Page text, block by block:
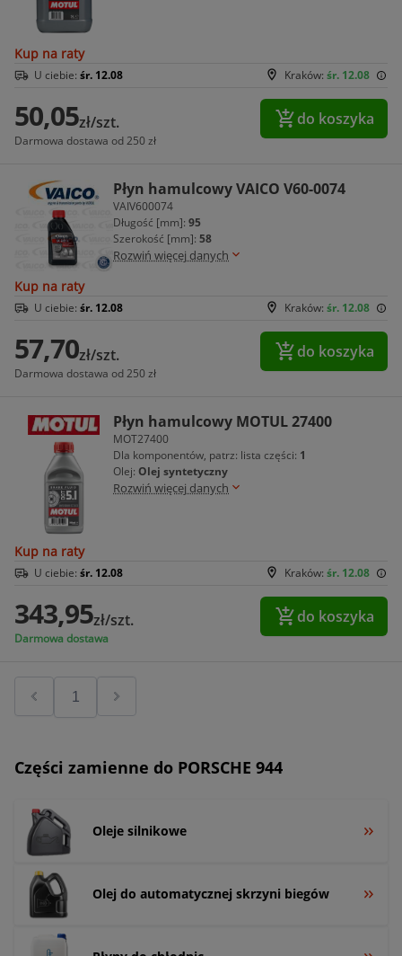
Kup na raty
Kraków: śr. 12.08
U ciebie: śr. 12.08
50,05zł/szt.
Darmowa dostawa od 250 zł
do koszyka
Płyn hamulcowy VAICO V60-0074
VAIV600074
Długość [mm]: 95
Szerokość [mm]: 58
Rozwiń więcej danych
Kup na raty
Kraków: śr. 12.08
U ciebie: śr. 12.08
57,70zł/szt.
Darmowa dostawa od 250 zł
do koszyka
Płyn hamulcowy MOTUL 27400
MOT27400
Dla komponentów, patrz: lista części: 1
Olej: Olej syntetyczny
Rozwiń więcej danych
Kup na raty
Kraków: śr. 12.08
U ciebie: śr. 12.08
343,95zł/szt.
Darmowa dostawa
do koszyka
Części zamienne do PORSCHE 944
Oleje silnikowe
Olej do automatycznej skrzyni biegów